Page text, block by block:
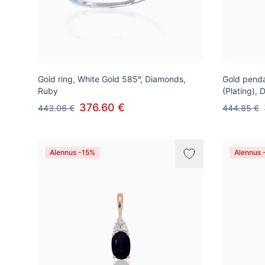
Gold ring, White Gold 585°, Diamonds,
Ruby
443.06 € 376.60 €
Gold
(Plating),
444.85 €
Alennus -15% Alennus